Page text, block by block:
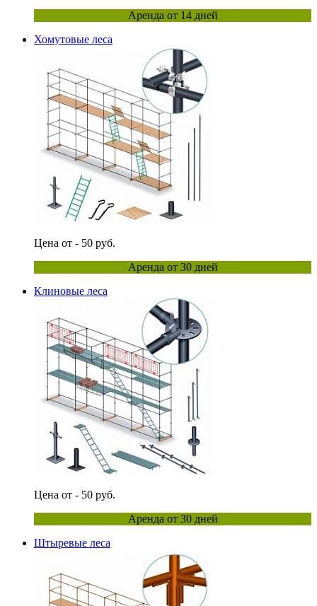
Аренда от 14 дней
Хомутовые леса
Цена от - 50 руб.
Аренда от 30 дней
Клиновые леса
Цена от - 50 руб.
Аренда от 30 дней
Штыревые леса